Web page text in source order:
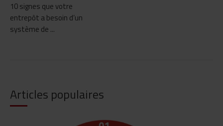
10 signes que votre
entrepôt a besoin d’un
système de ...
Articles populaires